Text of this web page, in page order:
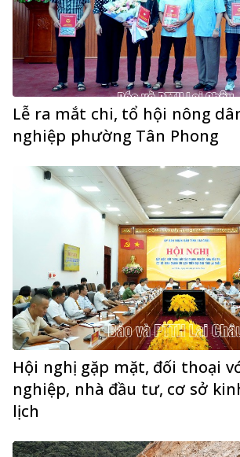
Lễ ra mắt chi, tổ hội nông
nghiệp phường Tân Phong
Hội nghị gặp mặt, đối thoại
nghiệp, nhà đầu tư, cơ sở
lịch